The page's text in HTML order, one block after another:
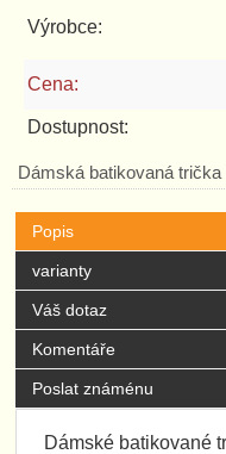
Výrobce:
Cena:
Dostupnost:
Dámská batikovaná trička
Popis
varianty
Váš dotaz
Komentáře
Poslat známénu
Dámské batikované